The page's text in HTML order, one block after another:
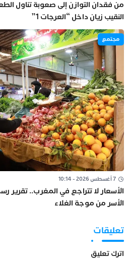
من فقدان التوازن إلى صعوبة تناول
النقيب زيان داخل “العرجات 1”
مجتمع
7 أغسطس 2026 - 10:14
الأسعار لا تتراجع في المغرب.. تقرير
الأسر من موجة الغلاء
تعليقات
اترك تعليق